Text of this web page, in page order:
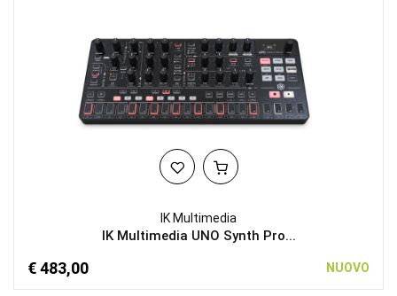
IK Multimedia
IK Multimedia UNO Synth Pro...
€ 483,00 NUOVO